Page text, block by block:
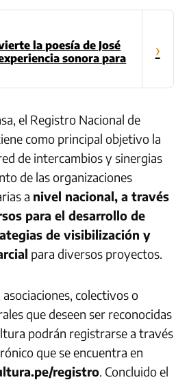
la poesía de José
sonora para
›
el Registro Nacional de
como principal objetivo la
de intercambios y sinergias
de las organizaciones
a nivel nacional, a través
para el desarrollo de
de visibilización y
para diversos proyectos.
colectivos o
que deseen ser reconocidas
podrán registrarse a través
que se encuentra en
registro. Concluido el